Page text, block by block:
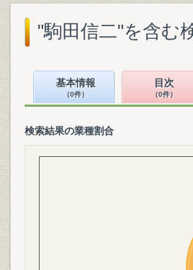
"駒田信二"を含む
基本情報
（0件）
目次
（0件）
検索結果の業種割合